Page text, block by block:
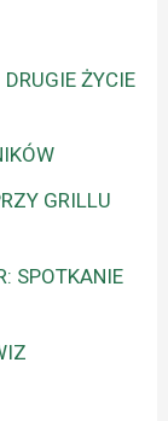
ŻYCIE
GRILLU
SPOTKANIE